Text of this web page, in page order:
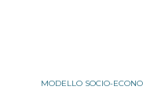
MODELLO SOCIO-